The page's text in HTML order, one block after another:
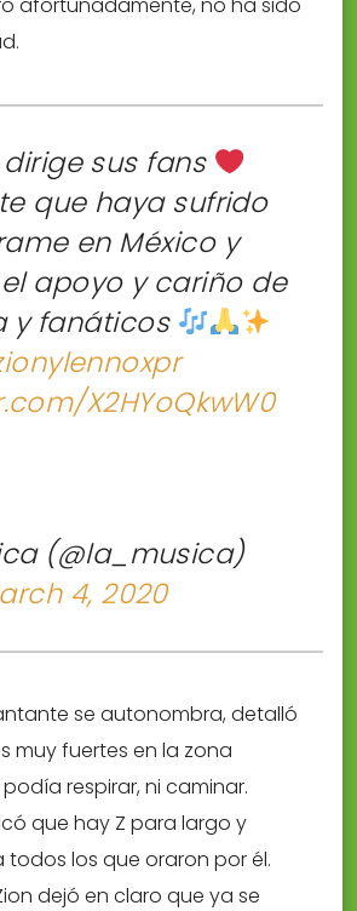
sus fans
que haya sufrido
en México y
apoyo y cariño de
y fanáticos
X2HYoQkwW0
(@la_musica)
4, 2020
se autonombra, detalló
muy fuertes en la zona
respirar, ni caminar.
que hay Z para largo y
los que oraron por él.
dejó en claro que ya se